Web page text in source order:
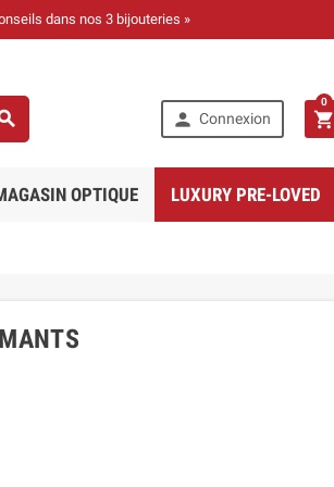
dans nos 3 bijouteries »
 Connexion 
0
OPTIQUE LUXURY PRE-LOVED